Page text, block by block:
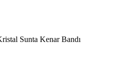
Sunta Kenar Bandı